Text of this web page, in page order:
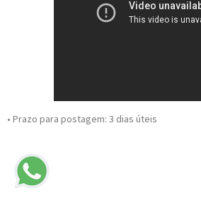
• Prazo para postagem: 3 dias úteis